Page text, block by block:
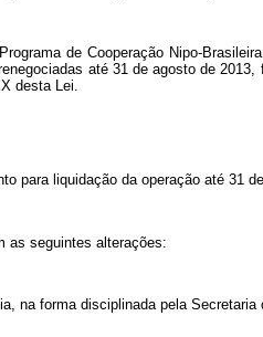
de Cooperação Nipo-
até 31 de agosto de
desta Lei.
para liquidação da operação até 31
as seguintes alterações:
na forma disciplinada pela